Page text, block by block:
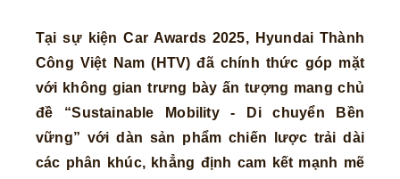
Tại sự kiện Car Awards 2025, Hyundai Thành
Công Việt Nam (HTV) đã chính thức góp mặt
với không gian trưng bày ấn tượng mang chủ
đề “Sustainable Mobility - Di chuyển Bền
vững” với dàn sản phẩm chiến lược trải dài
các phân khúc, khẳng định cam kết mạnh mẽ